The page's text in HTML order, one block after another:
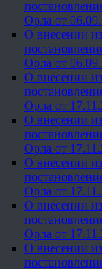
Орла от
О внесении
Орла от
О внесении
Орла от
О внесении
Орла от
О внесении
Орла от
О внесении
Орла от
О внесении